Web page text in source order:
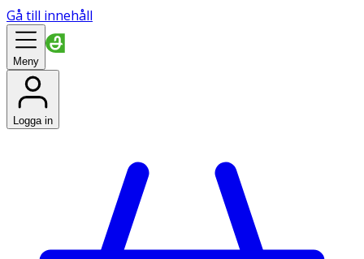
Gå till innehåll
Meny
Logga in